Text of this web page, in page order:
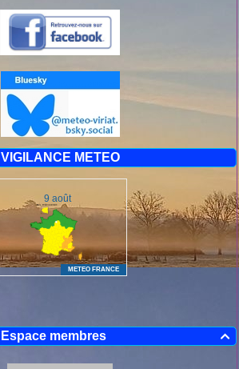
VIGILANCE METEO

Espace membres